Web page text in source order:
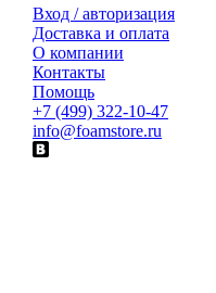
Вход / авторизация
Доставка и оплата
О компании
Контакты
Помощь
+7 (499) 322-10-47
info@foamstore.ru